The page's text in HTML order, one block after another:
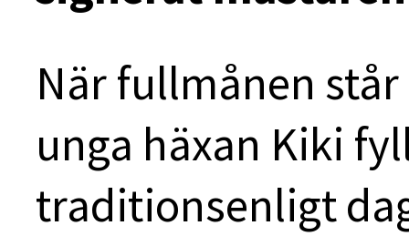
När fullmånen
unga häxan Kiki
traditionsenligt